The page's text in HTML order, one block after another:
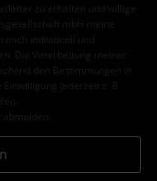
zu erhalten und willige
mbH meine
mich individuell und
Die Verarbeitung meiner
den Bestimmungen in
Einwilligung jederzeit z. B.